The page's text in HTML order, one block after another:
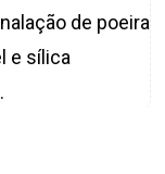
de poeira
e sílica